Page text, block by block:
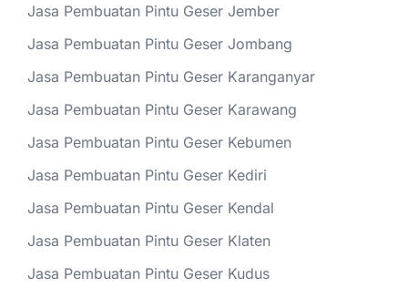
Jasa Pembuatan Pintu Geser Jember
Jasa Pembuatan Pintu Geser Jombang
Jasa Pembuatan Pintu Geser Karanganyar
Jasa Pembuatan Pintu Geser Karawang
Jasa Pembuatan Pintu Geser Kebumen
Jasa Pembuatan Pintu Geser Kediri
Jasa Pembuatan Pintu Geser Kendal
Jasa Pembuatan Pintu Geser Klaten
Jasa Pembuatan Pintu Geser Kudus